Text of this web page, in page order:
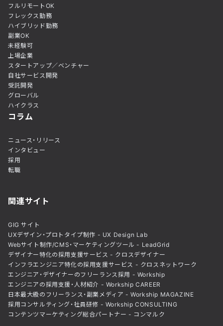
フルリモートOK
フレックス勤務
ハイブリッド勤務
副業OK
未経験可
上場企業
スタートアップ／ベンチャー
自社サービス開発
受託開発
グローバル
ハイクラス
コラム
ニュース・リリース
インタビュー
採用
転職
関連サイト
GIG サイト
UXデザイン・プロトタイプ制作 - UX Design Lab
Webサイト制作/CMS・マーケティングツール - LeadGrid
デザイナー特化の採用支援サービス - クロスデザイナー
インフラエンジニア特化の採用支援サービス - クロスネットワーク
エンジニア・デザイナーのフリーランス採用 - Workship
エンジニアの採用支援・人材紹介 - Workship CAREER
日本最大級のフリーランス・副業メディア - Workship MAGAZINE
採用コンサルティング・社員研修 - Workship CONSULTING
コンテンツマーケティング総合パートナー - コンマルク